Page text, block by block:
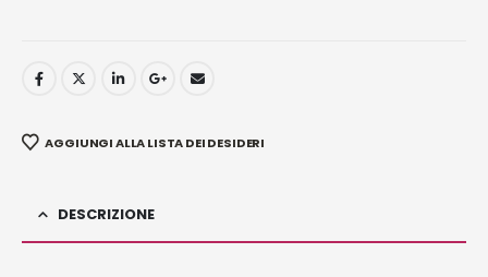
AGGIUNGI ALLA LISTA DEI DESIDERI
DESCRIZIONE